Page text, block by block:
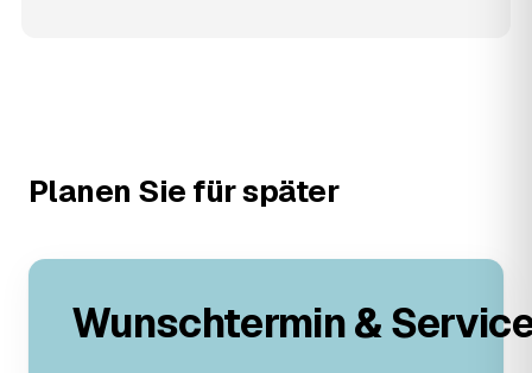
Planen Sie für später
Wunschtermin &